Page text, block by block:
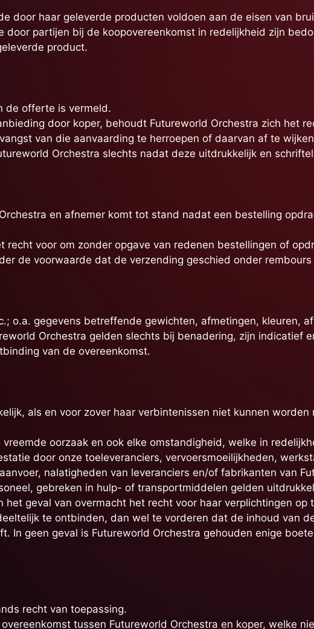
door haar geleverde producten voldoen aan de eisen van
door partijen bij de koopovereenkomst in redelijkheid zijn
product.
de offerte is vermeld.
door koper, behoudt Futureworld Orchestra zich het
van die aanvaarding te herroepen of daarvan af te
Orchestra slechts nadat deze uitdrukkelijk en
en afnemer komt tot stand nadat een bestelling
recht voor om zonder opgave van redenen bestellingen of
de voorwaarde dat de verzending geschied onder
o.a. gegevens betreffende gewichten, afmetingen, kleuren,
Orchestra gelden slechts bij benadering, zijn indicatief
van de overeenkomst.
als en voor zover haar verbintenissen niet kunnen worden
oorzaak en ook elke omstandigheid, welke in
door onze toeleveranciers, vervoersmoeilijkheden,
nalatigheden van leveranciers en/of fabrikanten van
gebreken in hulp- of transportmiddelen gelden
geval van overmacht het recht voor haar verplichtingen op
te ontbinden, dan wel te vorderen dat de inhoud van
In geen geval is Futureworld Orchestra gehouden enige
recht van toepassing.
tussen Futureworld Orchestra en koper, welke